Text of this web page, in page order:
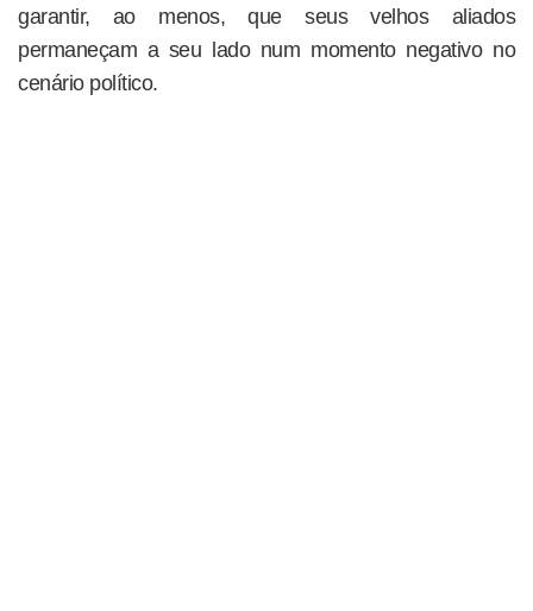
garantir, ao menos, que seus velhos aliados
permaneçam a seu lado num momento negativo no
cenário político.